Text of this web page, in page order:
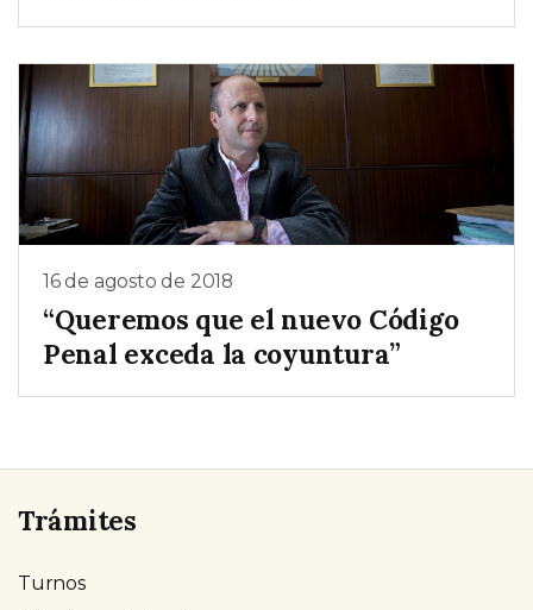
16 de agosto de 2018
“Queremos que el nuevo Código
Penal exceda la coyuntura”
Trámites
Turnos